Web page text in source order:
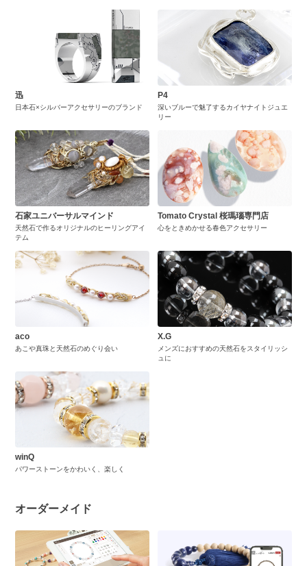
迅
日本石×シルバーアクセサリーのブランド
P4
深いブルーで魅了するカイヤナイトジュエ
リー
石家ユニバーサルマインド
天然石で作るオリジナルのヒーリングアイ
テム
Tomato Crystal 桜瑪瑙専門店
心をときめかせる春色アクセサリー
aco
あこや真珠と天然石のめぐり会い
X.G
メンズにおすすめの天然石をスタイリッシ
ュに
winQ
パワーストーンをかわいく、楽しく
オーダーメイド